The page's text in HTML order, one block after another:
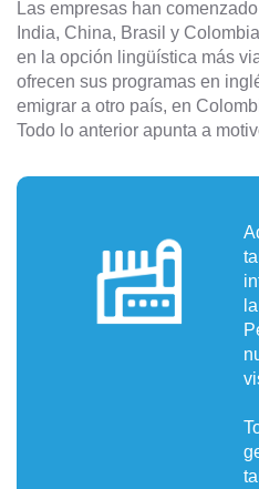
Las empresas han
India, China, Brasil y
en la opción lingüística más
ofrecen sus programas en
emigrar a otro país, en
Todo lo anterior apunta a